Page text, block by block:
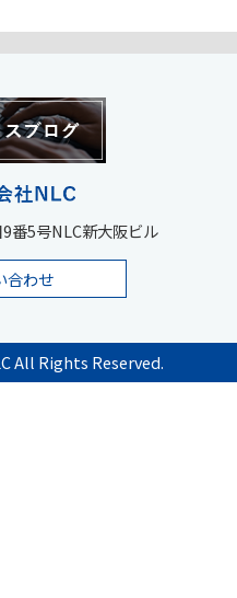
番5号NLC新大阪ビル
合わせ
All Rights Reserved.